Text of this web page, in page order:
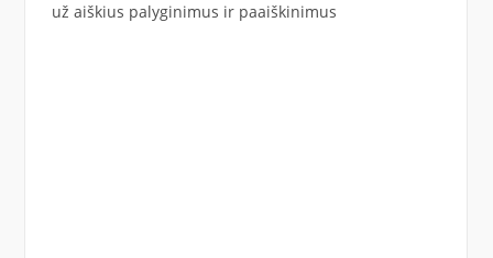
už aiškius palyginimus ir paaiškinimus